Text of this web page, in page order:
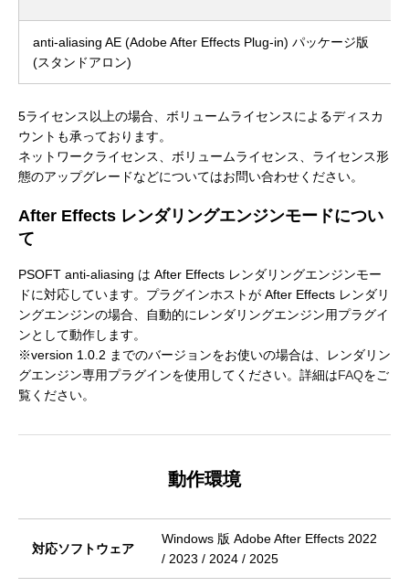
anti-aliasing AE (Adobe After Effects Plug-in) パッケージ版
(スタンドアロン)
5ライセンス以上の場合、ボリュームライセンスによるディスカ
ウントも承っております。
ネットワークライセンス、ボリュームライセンス、ライセンス形
態のアップグレードなどについてはお問い合わせください。
After Effects レンダリングエンジンモードについ
て
PSOFT anti-aliasing は After Effects レンダリングエンジンモー
ドに対応しています。プラグインホストが After Effects レンダリ
ングエンジンの場合、自動的にレンダリングエンジン用プラグイ
ンとして動作します。
※version 1.0.2 までのバージョンをお使いの場合は、レンダリン
グエンジン専用プラグインを使用してください。詳細はFAQをご
覧ください。
動作環境
対応ソフトウェア
Windows 版 Adobe After Effects 2022
/ 2023 / 2024 / 2025